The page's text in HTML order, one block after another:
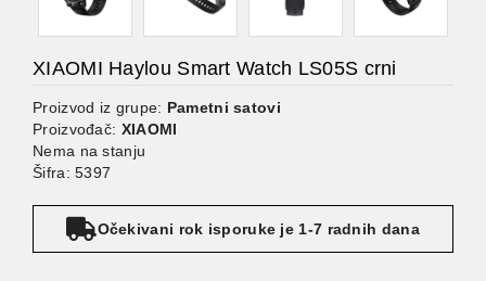
XIAOMI Haylou Smart Watch LS05S crni
Proizvod iz grupe: Pametni satovi
Proizvođač: XIAOMI
Nema na stanju
Šifra: 5397
Očekivani rok isporuke je 1-7 radnih dana